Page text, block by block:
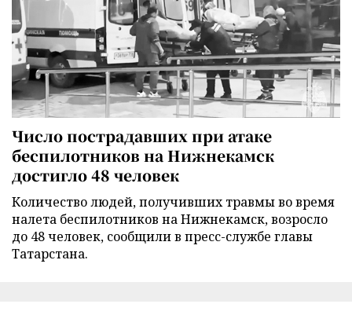
Число пострадавших при атаке
беспилотников на Нижнекамск
достигло 48 человек
Количество людей, получивших травмы во время
налета беспилотников на Нижнекамск, возросло
до 48 человек, сообщили в пресс-службе главы
Татарстана.